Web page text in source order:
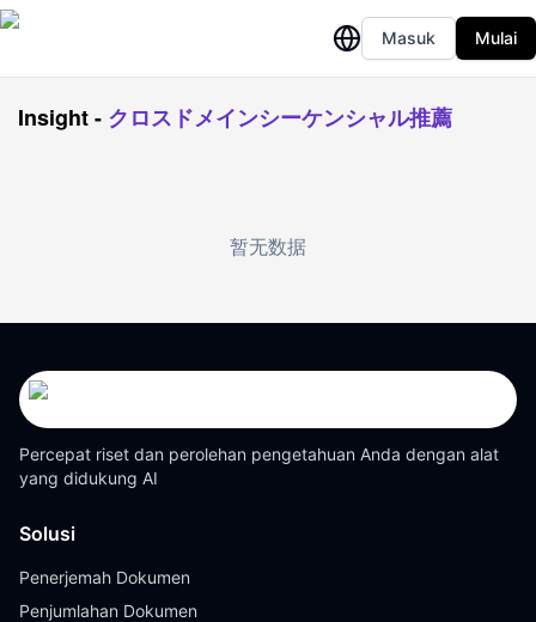
Masuk Mulai
Insight- クロスドメインシーケンシャル推薦
暂无数据
Percepat riset dan perolehan pengetahuan Anda dengan alat
yang didukung AI
Solusi
Penerjemah Dokumen
Penjumlahan Dokumen